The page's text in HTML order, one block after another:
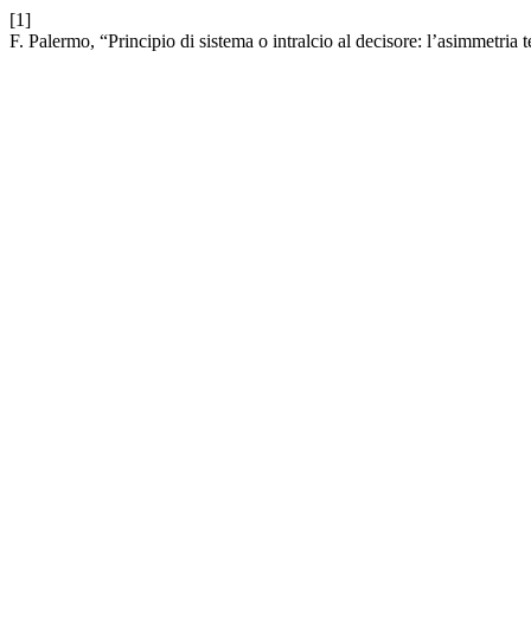
[1]
F. Palermo, “Principio di sistema o intralcio al decisore: l’asimmetria